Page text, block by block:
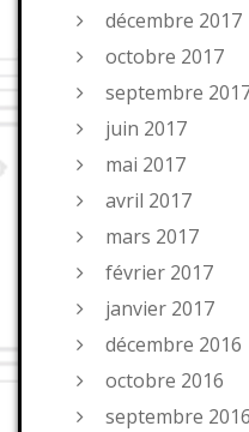
décembre 2017
octobre 2017
septembre
juin 2017
mai 2017
avril 2017
mars 2017
février 2017
janvier 2017
décembre 2016
octobre 2016
septembre 2016